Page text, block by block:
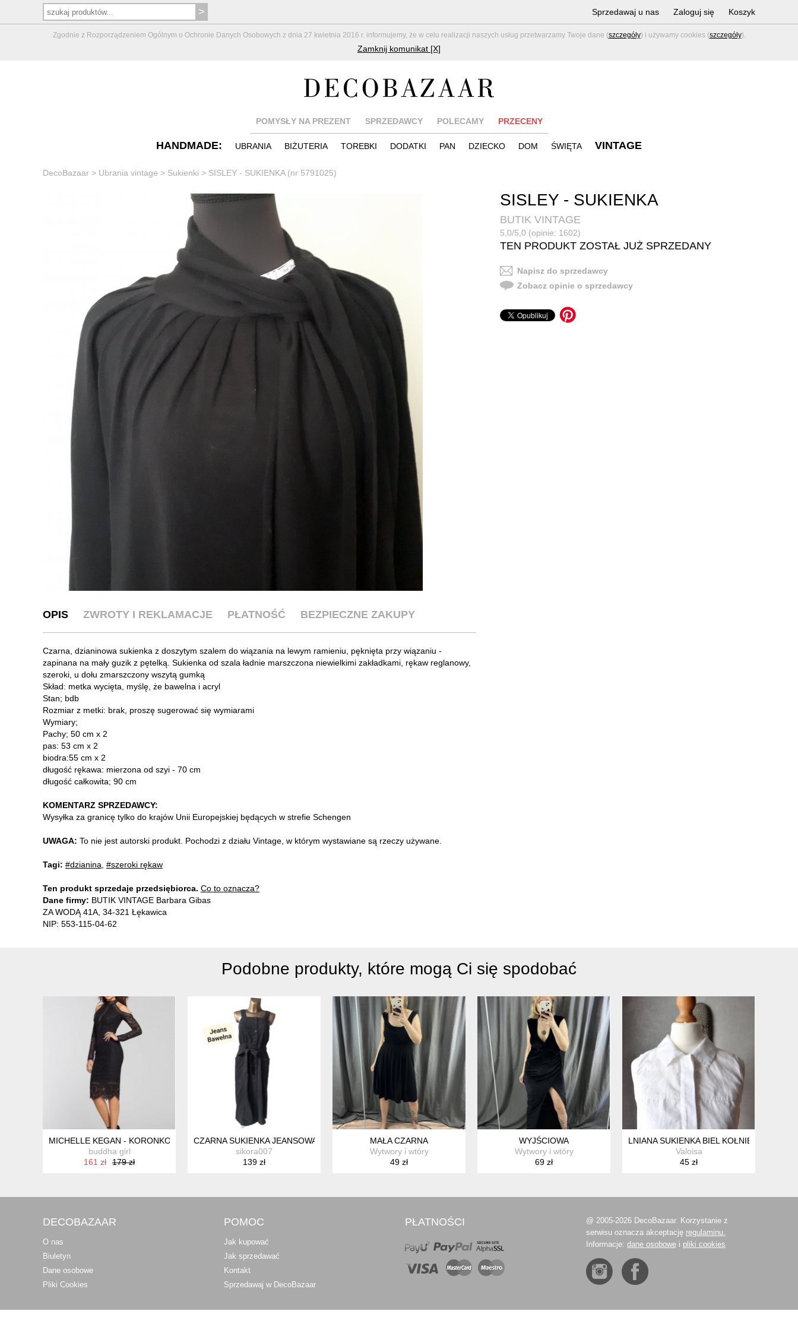
Zgodnie z Rozporządzeniem Ogólnym o Ochronie Danych Osobowych z dnia 27 kwietnia 2016 r. informujemy, że w celu realizacji naszych usług przetwarzamy Twoje dane (szczegóły) i używamy cookies (szczegóły).
Zamknij komunikat [X]
Sprzedawaj u nas Zaloguj się Koszyk
POMYSŁY NA PREZENT SPRZEDAWCY POLECAMY PRZECENY
HANDMADE: UBRANIA BIŻUTERIA TOREBKI DODATKI PAN DZIECKO DOM ŚWIĘTA VINTAGE
DecoBazaar > Ubrania vintage > Sukienki > SISLEY - SUKIENKA (nr 5791025)
SISLEY - SUKIENKA
BUTIK VINTAGE
5,0/5,0 (opinie: 1602)
TEN PRODUKT ZOSTAŁ JUŻ SPRZEDANY
Napisz do sprzedawcy
Zobacz opinie o sprzedawcy
OPIS ZWROTY I REKLAMACJE PŁATNOŚĆ BEZPIECZNE ZAKUPY
Czarna, dzianinowa sukienka z doszytym szalem do wiązania na lewym ramieniu, pęknięta przy wiązaniu -
zapinana na mały guzik z pętelką. Sukienka od szala ładnie marszczona niewielkimi zakładkami, rękaw reglanowy,
szeroki, u dołu zmarszczony wszytą gumką
Skład: metka wycięta, myślę, że bawelna i acryl
Stan; bdb
Rozmiar z metki: brak, proszę sugerować się wymiarami
Wymiary;
Pachy; 50 cm x 2
pas: 53 cm x 2
biodra:55 cm x 2
długość rękawa: mierzona od szyi - 70 cm
długość całkowita; 90 cm
KOMENTARZ SPRZEDAWCY:
Wysyłka za granicę tylko do krajów Unii Europejskiej będących w strefie Schengen
UWAGA: To nie jest autorski produkt. Pochodzi z działu Vintage, w którym wystawiane są rzeczy używane.
Tagi: #dzianina #szeroki rękaw
Ten produkt sprzedaje przedsiębiorca. Co to oznacza?
Dane firmy: BUTIK VINTAGE Barbara Gibas
ZA WODĄ 41A, 34-321 Łękawica
NIP: 553-115-04-62
Podobne produkty, które mogą Ci się spodobać
MICHELLE KEGAN - KORONKOWA SUKIENKA - 40
buddha girl
161 zł
179 zł
CZARNA SUKIENKA JEANSOWA L XL DRESS JEANS DENIM NA RAMIACZKACH
sikora007
139 zł
MAŁA CZARNA
Wytwory i wtóry
49 zł
WYJŚCIOWA
Wytwory i wtóry
69 zł
LNIANA SUKIENKA BIEL KOŁNIERZYK
Valoisa
45 zł
DECOBAZAAR
O nas
Biuletyn
Dane osobowe
Pliki Cookies
POMOC
Jak kupować
Jak sprzedawać
Kontakt
Sprzedawaj w DecoBazaar
PŁATNOŚCI
@ 2005-2026 DecoBazaar. Korzystanie z
serwisu oznacza akceptację regulaminu.
Informacje: dane osobowe i pliki cookies